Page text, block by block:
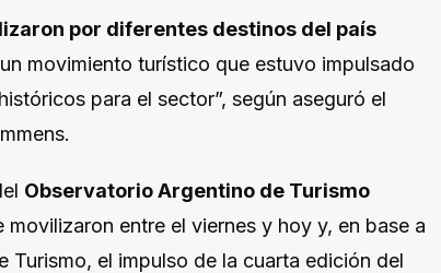
por diferentes destinos del país
movimiento turístico que estuvo impulsado
para el sector”, según aseguró el
Observatorio Argentino de Turismo
entre el viernes y hoy y, en base a
el impulso de la cuarta edición del